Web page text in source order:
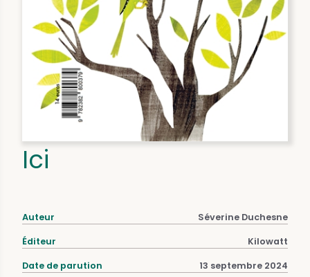
Ici
Auteur Séverine Duchesne
Éditeur Kilowatt
Date de parution 13 septembre 2024